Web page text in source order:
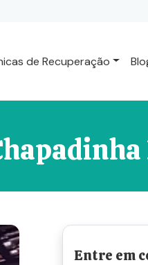
de Recuperação
Entre em